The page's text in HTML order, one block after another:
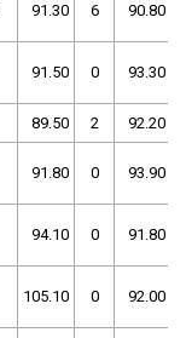
91.30 6 90.80
91.50 0 93.30
89.50 2 92.20
91.80 0 93.90
94.10 0 91.80
105.10 0 92.00